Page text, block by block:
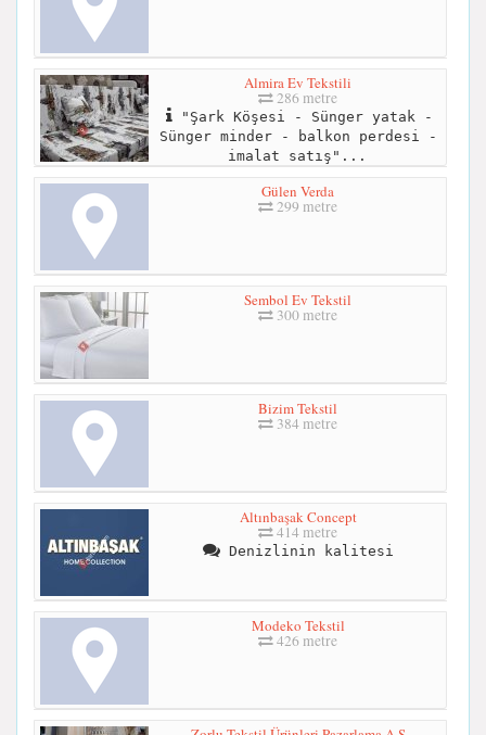
Almira Ev Tekstili
286 metre
"Şark Köşesi - Sünger yatak -
Sünger minder - balkon perdesi -
imalat satış"...
Gülen Verda
299 metre
Sembol Ev Tekstil
300 metre
Bizim Tekstil
384 metre
Altınbaşak Concept
414 metre
Denizlinin kalitesi
Modeko Tekstil
426 metre